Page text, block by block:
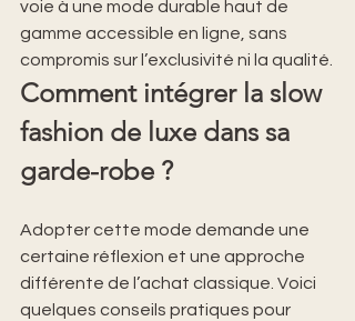
voie à une mode durable haut de
gamme accessible en ligne, sans
compromis sur l’exclusivité ni la qualité.
Comment intégrer la slow
fashion de luxe dans sa
garde-robe ?
Adopter cette mode demande une
certaine réflexion et une approche
différente de l’achat classique. Voici
quelques conseils pratiques pour